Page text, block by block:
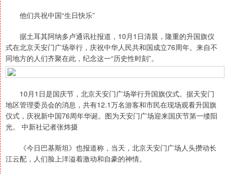
他们共祝中国“生日快乐”
据土耳其阿纳多卢通讯社报道，10月1日清晨，隆重的升国旗仪
式在北京天安门广场举行，庆祝中华人民共和国成立76周年。来自不
同地方的人们齐聚在此，纪念这一“历史性时刻”。
10月1日是国庆节，北京天安门广场举行升国旗仪式。据天安门
地区管理委员会的消息，共有12.1万名游客和市民在现场观看升国旗
仪式，庆祝新中国76周年华诞。图为天安门广场迎来国庆节第一缕阳
光。 中新社记者张炜摄
《今日巴基斯坦》也报道称，当天，北京天安门广场人头攒动长
江云配，人们脸上洋溢着激动和自豪的神情。